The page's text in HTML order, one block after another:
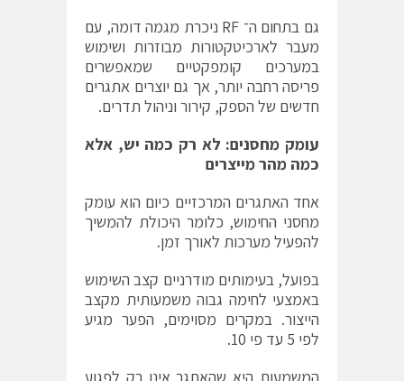
גם בתחום ה־ RF ניכרת מגמה דומה, עם
מעבר לארכיטקטורות מבוזרות ושימוש
במערכים קומפקטיים שמאפשרים
פריסה רחבה יותר, אך גם יוצרים אתגרים
חדשים של הספק, קירור וניהול תדרים.
עומק מחסנים: לא רק כמה יש, אלא
כמה מהר מייצרים
אחד האתגרים המרכזיים כיום הוא עומק
מחסני החימוש, כלומר היכולת להמשיך
להפעיל מערכות לאורך זמן.
בפועל, בעימותים מודרניים קצב השימוש
באמצעי לחימה גבוה משמעותית מקצב
הייצור. במקרים מסוימים, הפער מגיע
לפי 5 עד פי 10.
המשמעות היא שהאתגר אינו רק לפגוע